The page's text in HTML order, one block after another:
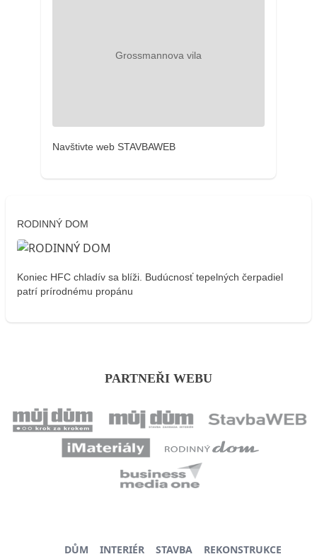
Navštivte web STAVBAWEB
RODINNÝ DOM
Koniec HFC chladív sa blíži. Budúcnosť tepelných čerpadiel
patrí prírodnému propánu
PARTNEŘI WEBU
DŮM INTERIÉR STAVBA
REKONSTRUKCE